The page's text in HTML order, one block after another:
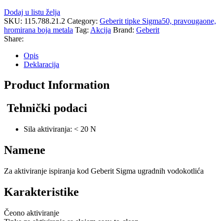
Dodaj u listu želja
SKU: 115.788.21.2 Category: Geberit tipke Sigma50, pravougaone,
hromirana boja metala Tag: Akcija Brand: Geberit
Share:
Opis
Deklaracija
Product Information
Tehnički podaci
Sila aktiviranja: < 20 N
Namene
Za aktiviranje ispiranja kod Geberit Sigma ugradnih vodokotlića
Karakteristike
Čeono aktiviranje